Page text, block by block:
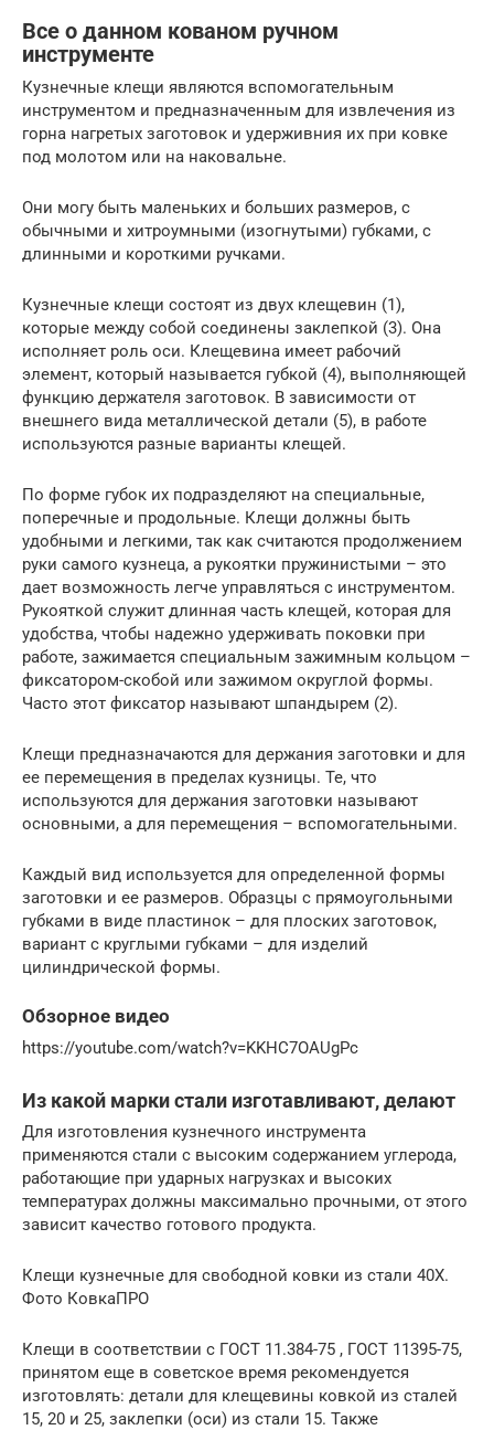
Все о данном кованом ручном
инструменте
Кузнечные клещи являются вспомогательным
инструментом и предназначенным для извлечения из
горна нагретых заготовок и удерживния их при ковке
под молотом или на наковальне.
Они могу быть маленьких и больших размеров, с
обычными и хитроумными (изогнутыми) губками, с
длинными и короткими ручками.
Кузнечные клещи состоят из двух клещевин (1),
которые между собой соединены заклепкой (3). Она
исполняет роль оси. Клещевина имеет рабочий
элемент, который называется губкой (4), выполняющей
функцию держателя заготовок. В зависимости от
внешнего вида металлической детали (5), в работе
используются разные варианты клещей.
По форме губок их подразделяют на специальные,
поперечные и продольные. Клещи должны быть
удобными и легкими, так как считаются продолжением
руки самого кузнеца, а рукоятки пружинистыми – это
дает возможность легче управляться с инструментом.
Рукояткой служит длинная часть клещей, которая для
удобства, чтобы надежно удерживать поковки при
работе, зажимается специальным зажимным кольцом –
фиксатором-скобой или зажимом округлой формы.
Часто этот фиксатор называют шпандырем (2).
Клещи предназначаются для держания заготовки и для
ее перемещения в пределах кузницы. Те, что
используются для держания заготовки называют
основными, а для перемещения – вспомогательными.
Каждый вид используется для определенной формы
заготовки и ее размеров. Образцы с прямоугольными
губками в виде пластинок – для плоских заготовок,
вариант с круглыми губками – для изделий
цилиндрической формы.
Обзорное видео
https://youtube.com/watch?v=KKHC7OAUgPc
Из какой марки стали изготавливают, делают
Для изготовления кузнечного инструмента
применяются стали с высоким содержанием углерода,
работающие при ударных нагрузках и высоких
температурах должны максимально прочными, от этого
зависит качество готового продукта.
Клещи кузнечные для свободной ковки из стали 40Х.
Фото КовкаПРО
Клещи в соответствии с ГОСТ 11.384-75 , ГОСТ 11395-75,
принятом еще в советское время рекомендуется
изготовлять: детали для клещевины ковкой из сталей
15, 20 и 25, заклепки (оси) из стали 15. Также